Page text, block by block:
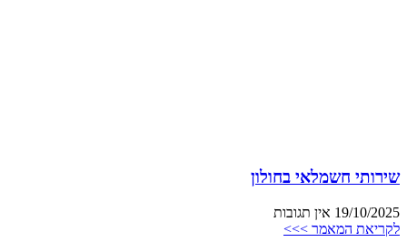
שירותי חשמלאי בחולון
19/10/2025 אין תגובות
לקריאת המאמר >>>